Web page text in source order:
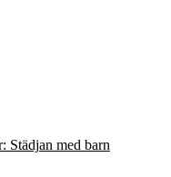
Städjan med barn